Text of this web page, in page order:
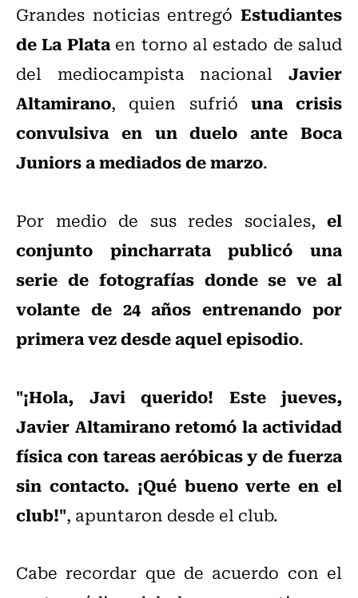
Grandes noticias entregó Estudiantes
de La Plataen torno al estado de salud
del mediocampista nacional Javier
Altamirano, quien sufrió una crisis
convulsiva en un duelo ante Boca
Juniors a mediados de marzo.
Por medio de sus redes sociales, el
conjunto pincharrata publicó una
serie de fotografías donde se ve al
volante de 24 años entrenando por
primera vez desde aquel episodio.
"¡Hola, Javi querido! Este jueves,
Javier Altamirano retomó la actividad
física con tareas aeróbicas y de fuerza
sin contacto. ¡Qué bueno verte en el
club!", apuntaron desde el club.
Cabe recordar que de acuerdo con el